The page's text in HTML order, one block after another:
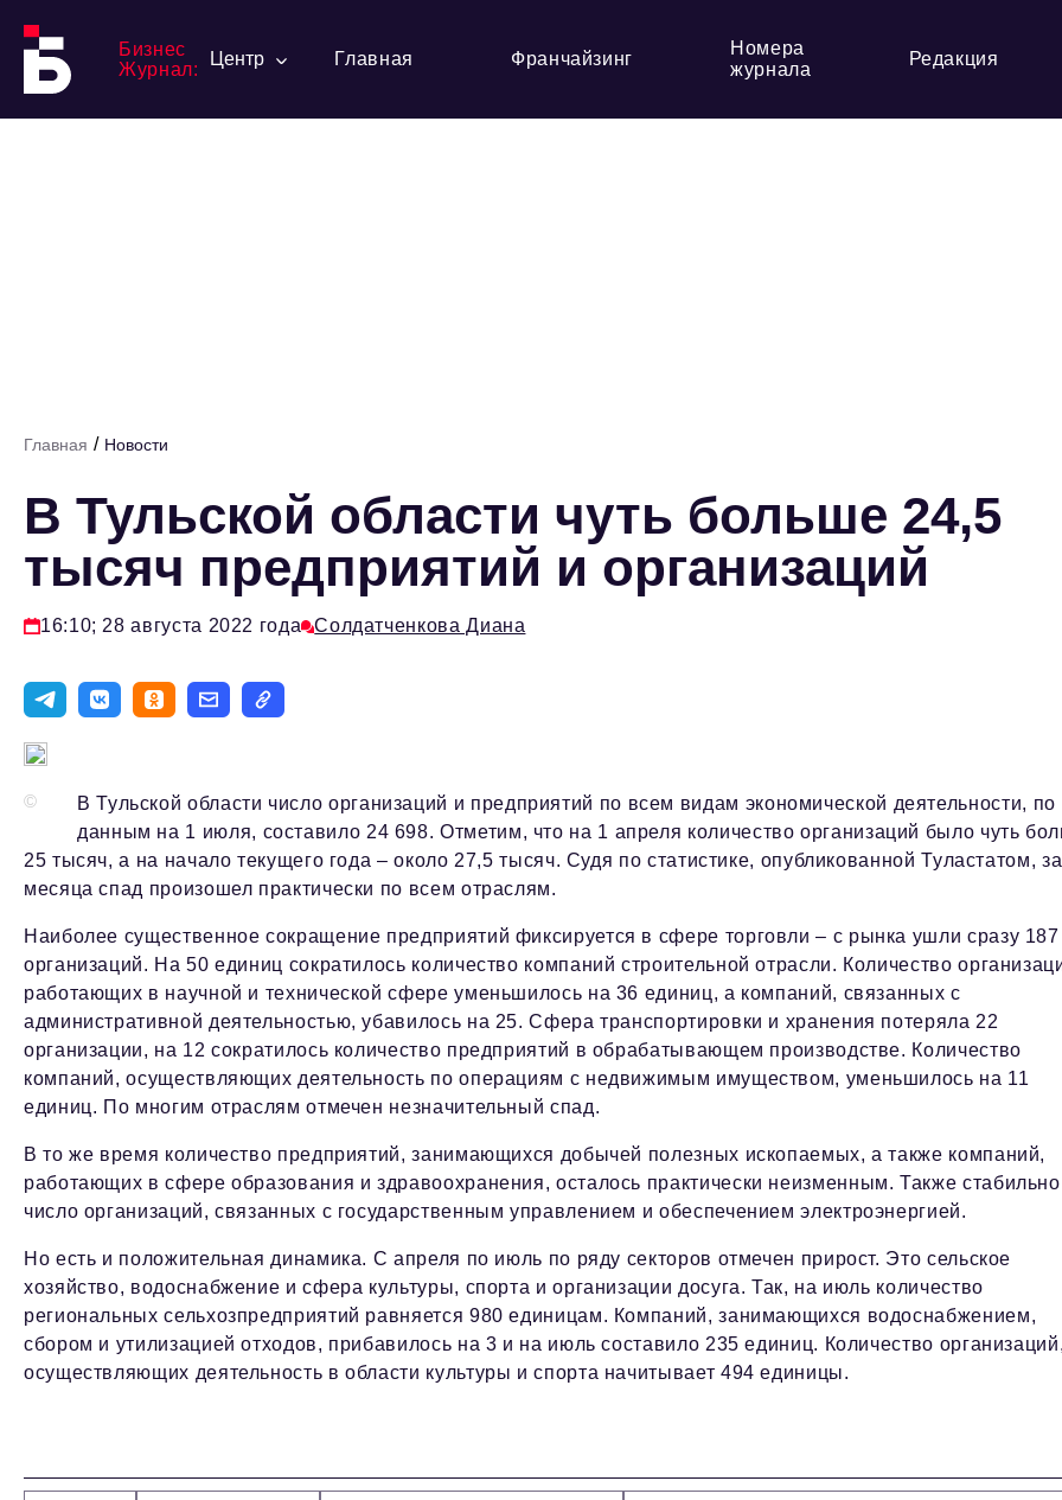
Бизнес
Журнал:
Центр Главная Франчайзинг
Номера
журнала
Редакция
Главная / Новости
В Тульской области чуть больше 24,5
тысяч предприятий и организаций
16:10; 28 августа 2022 года Солдатченкова Диана
©
В Тульской области число организаций и предприятий по всем видам экономической деятельности, по
данным на 1 июля, составило 24 698. Отметим, что на 1 апреля количество организаций было чуть
25 тысяч, а на начало текущего года – около 27,5 тысяч. Судя по статистике, опубликованной Туластатом,
месяца спад произошел практически по всем отраслям.
Наиболее существенное сокращение предприятий фиксируется в сфере торговли – с рынка ушли сразу 187
организаций. На 50 единиц сократилось количество компаний строительной отрасли. Количество
работающих в научной и технической сфере уменьшилось на 36 единиц, а компаний, связанных с
административной деятельностью, убавилось на 25. Сфера транспортировки и хранения потеряла 22
организации, на 12 сократилось количество предприятий в обрабатывающем производстве. Количество
компаний, осуществляющих деятельность по операциям с недвижимым имуществом, уменьшилось на 11
единиц. По многим отраслям отмечен незначительный спад.
В то же время количество предприятий, занимающихся добычей полезных ископаемых, а также компаний,
работающих в сфере образования и здравоохранения, осталось практически неизменным. Также стабильно
число организаций, связанных с государственным управлением и обеспечением электроэнергией.
Но есть и положительная динамика. С апреля по июль по ряду секторов отмечен прирост. Это сельское
хозяйство, водоснабжение и сфера культуры, спорта и организации досуга. Так, на июль количество
региональных сельхозпредприятий равняется 980 единицам. Компаний, занимающихся водоснабжением,
сбором и утилизацией отходов, прибавилось на 3 и на июль составило 235 единиц. Количество организаций,
осуществляющих деятельность в области культуры и спорта начитывает 494 единицы.